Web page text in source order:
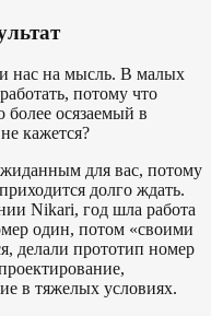
нас на мысль. В малых
потому что
более осязаемый в
кажется?
для вас, потому
долго ждать.
Nikari, год шла работа
один, потом «своими
делали прототип номер
в тяжелых условиях.